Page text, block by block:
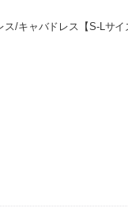
/キャバドレス【S-Lサイ